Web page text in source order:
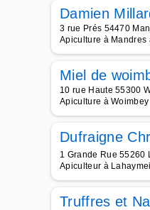
Damien
3 rue Prés 54470
Apiculture à Mandres
Miel de
10 rue Haute 55300
Apiculture à Woimbey
Dufraigne
1 Grande Rue 55260
Apiculteur à
Truffres et